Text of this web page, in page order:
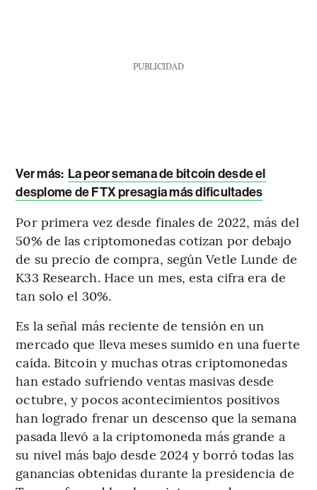
PUBLICIDAD
Ver más: La peor semana de bitcoin desde el
desplome de FTX presagia más dificultades
Por primera vez desde finales de 2022, más del
50% de las criptomonedas cotizan por debajo
de su precio de compra, según Vetle Lunde de
K33 Research. Hace un mes, esta cifra era de
tan solo el 30%.
Es la señal más reciente de tensión en un
mercado que lleva meses sumido en una fuerte
caída. Bitcoin y muchas otras criptomonedas
han estado sufriendo ventas masivas desde
octubre, y pocos acontecimientos positivos
han logrado frenar un descenso que la semana
pasada llevó a la criptomoneda más grande a
su nivel más bajo desde 2024 y borró todas las
ganancias obtenidas durante la presidencia de